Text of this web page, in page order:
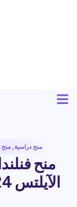
منح دراسية,منح
منح